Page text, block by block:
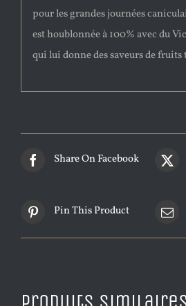
pour les grandes journées
est houblonnée à 100% avec du
qui lui donne des saveurs de
Share On Facebook
Pin This Product